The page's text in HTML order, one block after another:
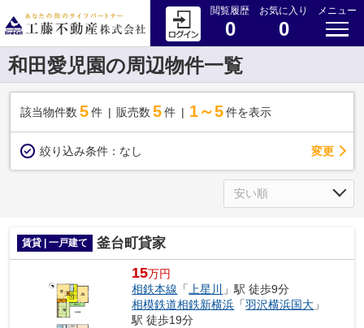
閲覧履歴
0
お気に入り
0
メニュー
和田愛児園の周辺物件一覧
該当物件数 5件 販売数 5 件 1～5 件を表示
絞り込み条件： なし 変更
賃貸 | 一戸建て 釜台町貸家
15万円
相鉄本線 「上星川
」駅 徒歩9分
相模鉄道相鉄新横浜 「羽沢横浜国大 」
駅 徒歩19分